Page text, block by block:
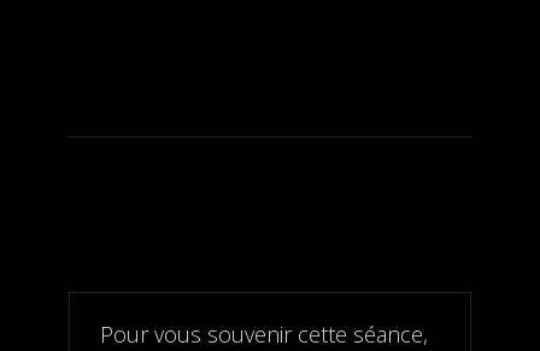
Pour vous souvenir cette séance,